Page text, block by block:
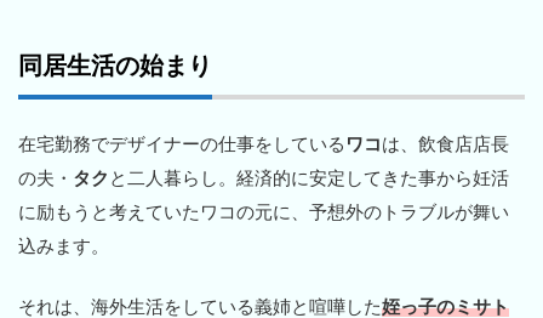
同居生活の始まり
在宅勤務でデザイナーの仕事をしている ワコは、飲食店店長
の夫・ タク と二人暮らし。経済的に安定してきた事から妊活
に励もうと考えていたワコの元に、予想外のトラブルが舞い
込みます。
それは、海外生活をしている義姉と喧嘩した姪っ子のミサト